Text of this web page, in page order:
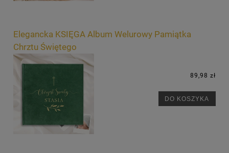
Elegancka KSIĘGA Album Welurowy Pamiątka
Chrztu Świętego
89,98 zł
DO KOSZYKA